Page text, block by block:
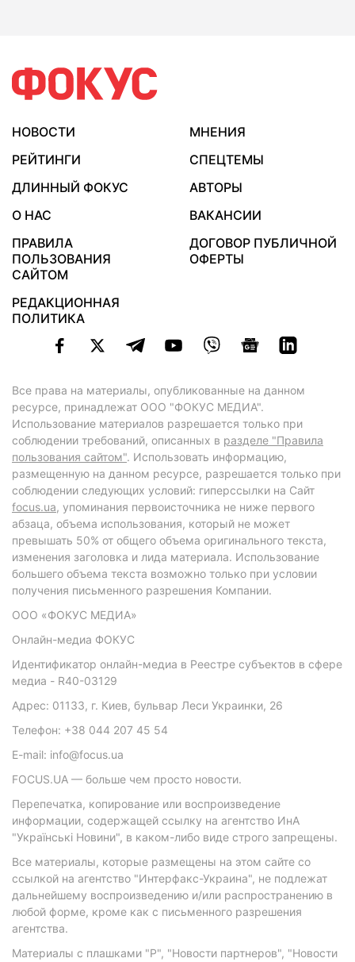
НОВОСТИ
МНЕНИЯ
РЕЙТИНГИ
СПЕЦТЕМЫ
ДЛИННЫЙ ФОКУС
АВТОРЫ
О НАС
ВАКАНСИИ
ПРАВИЛА
ПОЛЬЗОВАНИЯ
САЙТОМ
ДОГОВОР ПУБЛИЧНОЙ
ОФЕРТЫ
РЕДАКЦИОННАЯ
ПОЛИТИКА
Все права на материалы, опубликованные на данном
ресурсе, принадлежат ООО "ФОКУС МЕДИА".
Использование материалов разрешается только при
соблюдении требований, описанных в разделе "Правила
пользования сайтом". Использовать информацию,
размещенную на данном ресурсе, разрешается только при
соблюдении следующих условий: гиперссылки на Сайт
focus.ua, упоминания первоисточника не ниже первого
абзаца, объема использования, который не может
превышать 50% от общего объема оригинального текста,
изменения заголовка и лида материала. Использование
большего объема текста возможно только при условии
получения письменного разрешения Компании.
ООО «ФОКУС МЕДИА»
Онлайн-медиа ФОКУС
Идентификатор онлайн-медиа в Реестре субъектов в сфере
медиа - R40-03129
Адрес: 01133, г. Киев, бульвар Леси Украинки, 26
Телефон: +38 044 207 45 54
E-mail: info@focus.ua
FOCUS.UA — больше чем просто новости.
Перепечатка, копирование или воспроизведение
информации, содержащей ссылку на агентство ИнА
"Українські Новини", в каком-либо виде строго запрещены.
Все материалы, которые размещены на этом сайте со
ссылкой на агентство "Интерфакс-Украина", не подлежат
дальнейшему воспроизведению и/или распространению в
любой форме, кроме как с письменного разрешения
агентства.
Материалы с плашками "Р", "Новости партнеров", "Новости